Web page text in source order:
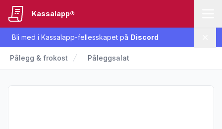
Bli med i Kassalapp-fellesskapet på Discord
Kassalapp®
Pålegg & frokost Påleggsalat